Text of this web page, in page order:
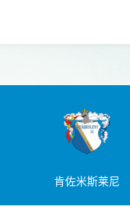
肯佐米斯莱尼